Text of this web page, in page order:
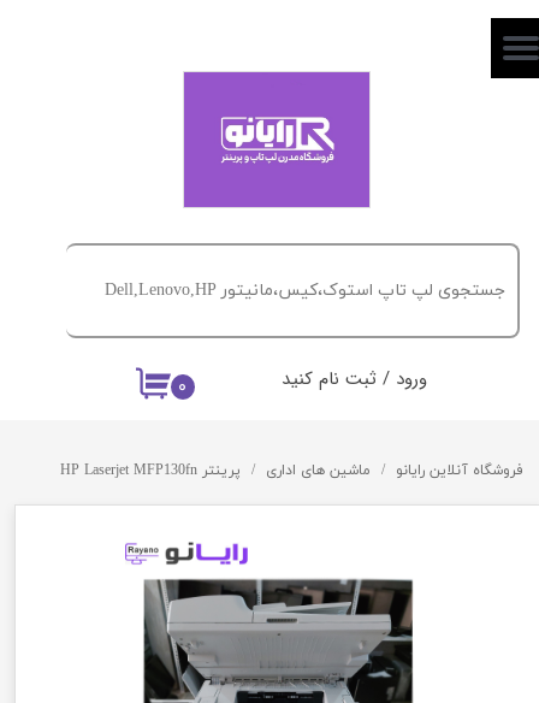
۰ ورود / ثبت نام کنید
حساب کاربری من
خروج از حساب کاربری
فروشگاه آنلاین رایانو ماشین های اداری پرینتر HP Laserjet MFP130fn